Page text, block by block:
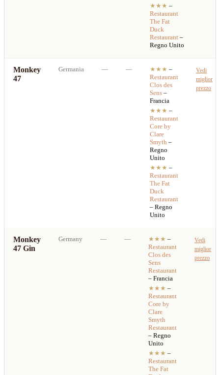
★★★ –
Restaurant
The Fat
Duck
Restaurant –
Regno Unito
Monkey
47
Germania — — ★★★ –
Restaurant
Clos des
Sens –
Francia
★★★ –
Restaurant
Core by
Clare
Smyth –
Regno
Unito
★★★ –
Restaurant
The Fat
Duck
Restaurant
– Regno
Unito
Vedi
miglior
prezzo
Monkey
47 Gin
Germany — — ★★★ –
Restaurant
Clos des
Sens
Restaurant
– Francia
★★★ –
Restaurant
Core by
Clare
Smyth
Restaurant
– Regno
Unito
★★★ –
Restaurant
The Fat
Vedi
miglior
prezzo